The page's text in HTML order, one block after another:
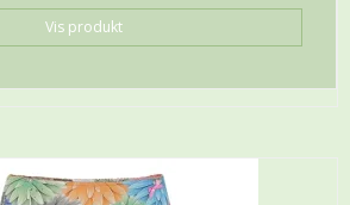
Vis produkt